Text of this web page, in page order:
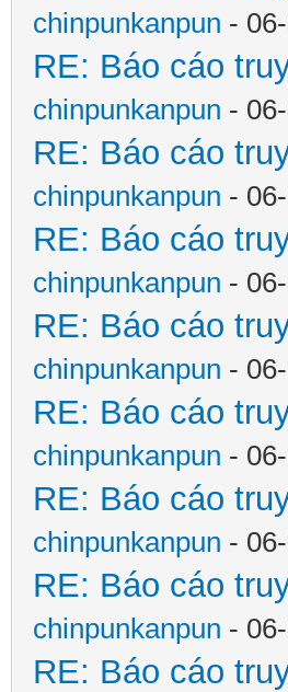
chinpunkanpun -
RE: Báo cáo
chinpunkanpun -
RE: Báo cáo
chinpunkanpun -
RE: Báo cáo
chinpunkanpun -
RE: Báo cáo
chinpunkanpun -
RE: Báo cáo
chinpunkanpun -
RE: Báo cáo
chinpunkanpun -
RE: Báo cáo
chinpunkanpun -
RE: Báo cáo